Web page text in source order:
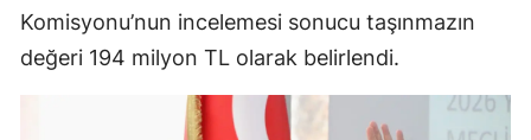
Komisyonu’nun incelemesi sonucu taşınmazın
değeri 194 milyon TL olarak belirlendi.